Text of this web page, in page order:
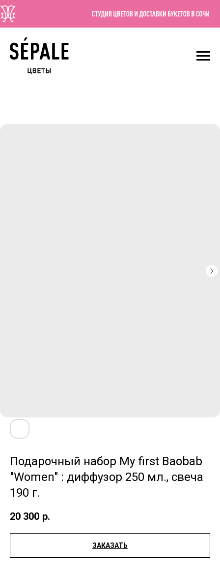
Подарочный набор My first Baobab
"Women" : диффузор 250 мл., свеча
190 г.
20 300 р.
ЗАКАЗАТЬ